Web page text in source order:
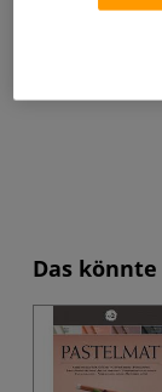
Fixierung der
Das